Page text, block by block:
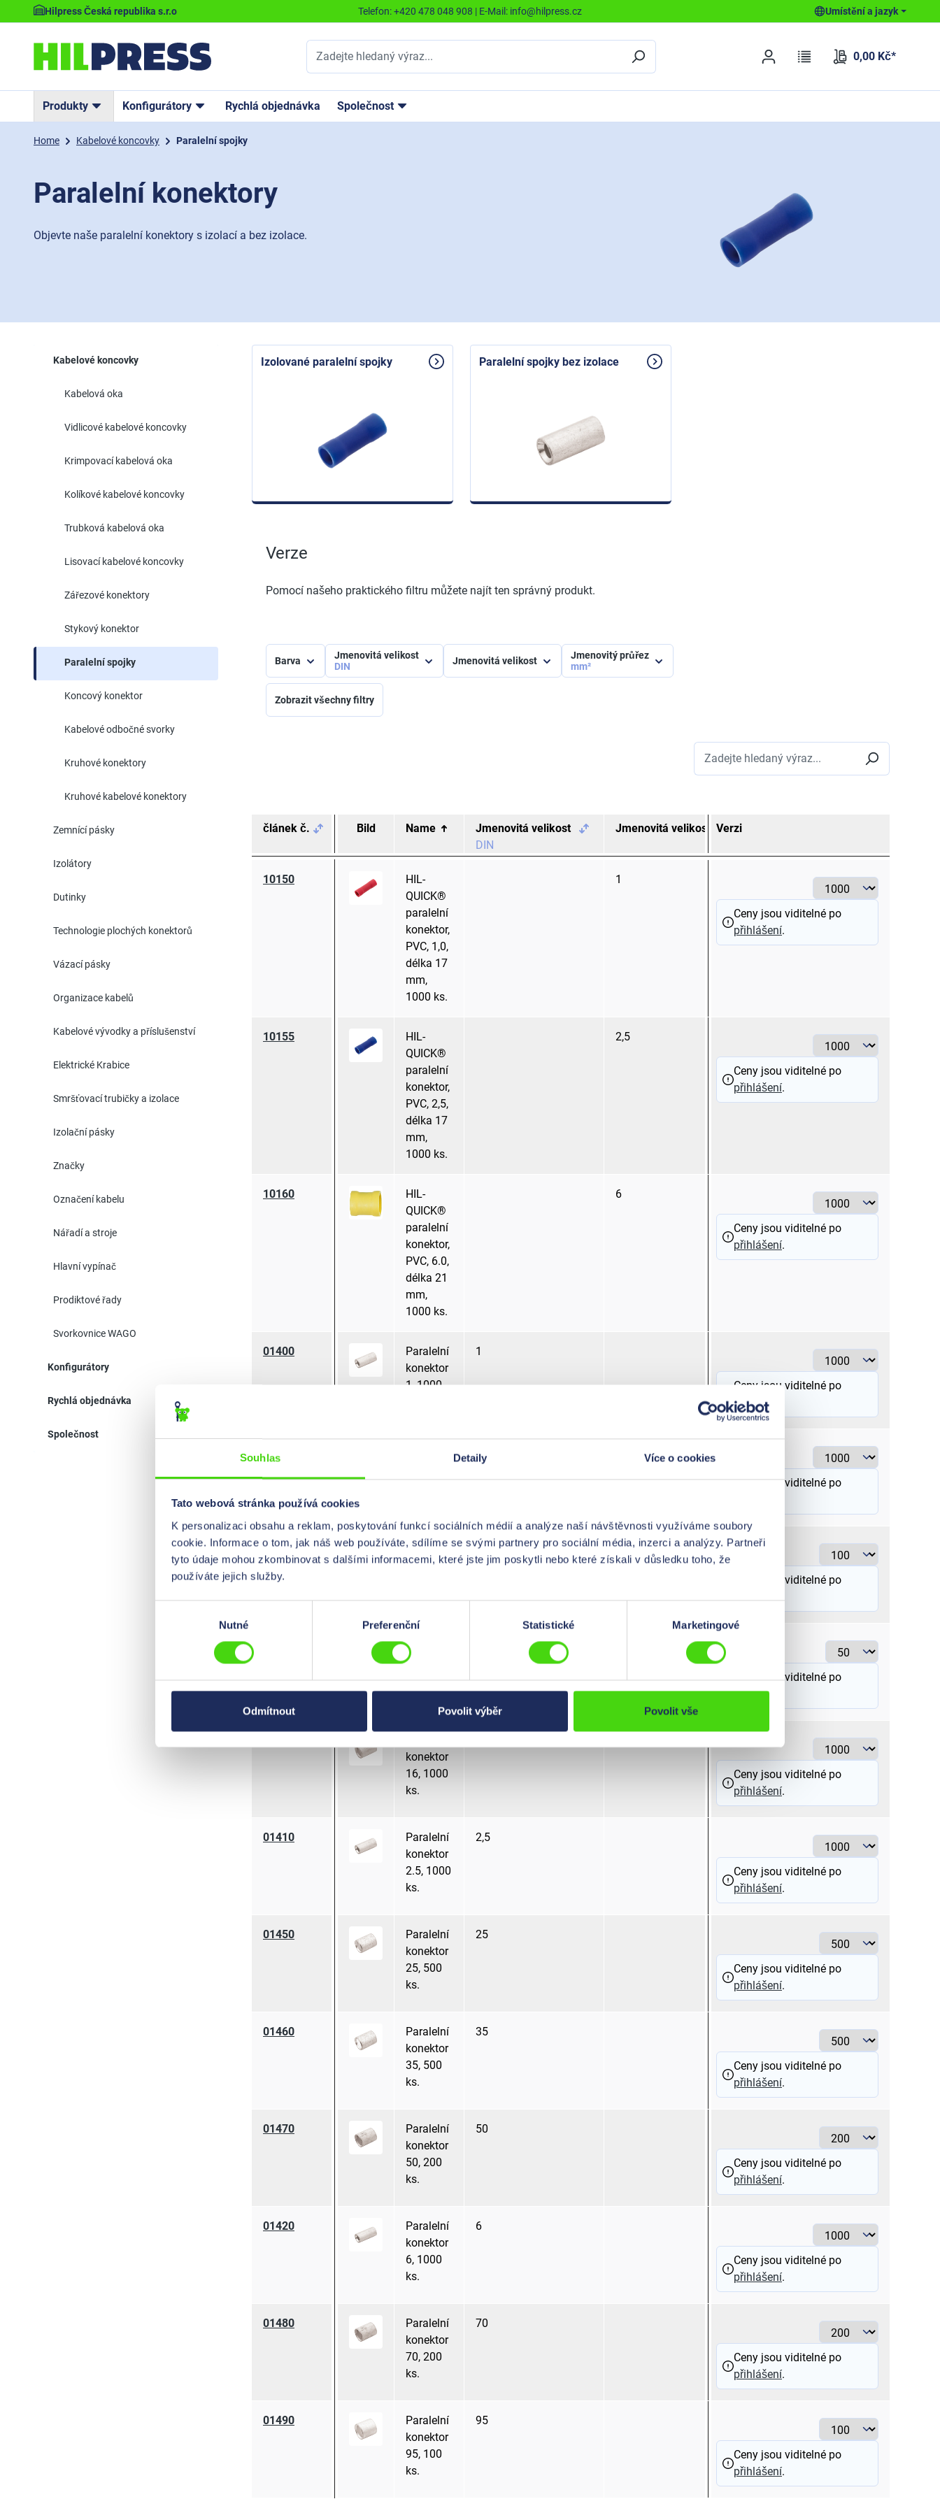
Souhlas Detaily Více o cookies
Tato webová stránka používá cookies
K personalizaci obsahu a reklam, poskytování funkcí sociálních médií a analýze naší návštěvnosti využíváme soubory
cookie. Informace o tom, jak náš web používáte, sdílíme se svými partnery pro sociální média, inzerci a analýzy. Partneři
tyto údaje mohou zkombinovat s dalšími informacemi, které jste jim poskytli nebo které získali v důsledku toho, že
používáte jejich služby.
Nutné Preferenční Statistické Marketingové
Odmítnout Povolit výběr Povolit vše
Hilpress Česká republika s.r.o Telefon:+420 478 048 908 | E-Mail: info@hilpress.cz Umístění a jazyk
0,00 Kč*
Produkty Konfigurátory Rychlá objednávka Společnost
Home Kabelové koncovky Paralelní spojky
Paralelní konektory
Objevte naše paralelní konektory s izolací a bez izolace.
Kabelové koncovky
Kabelová oka
Vidlicové kabelové koncovky
Krimpovací kabelová oka
Kolíkové kabelové koncovky
Trubková kabelová oka
Lisovací kabelové koncovky
Zářezové konektory
Stykový konektor
Paralelní spojky
Koncový konektor
Kabelové odbočné svorky
Kruhové konektory
Kruhové kabelové konektory
Zemnící pásky
Izolátory
Dutinky
Technologie plochých konektorů
Vázací pásky
Organizace kabelů
Kabelové vývodky a příslušenství
Elektrické Krabice
Smršťovací trubičky a izolace
Izolační pásky
Značky
Označení kabelu
Nářadí a stroje
Hlavní vypínač
Prodiktové řady
Svorkovnice WAGO
Konfigurátory
Rychlá objednávka
Společnost
Izolované paralelní spojky Paralelní spojky bez izolace
Verze
Pomocí našeho praktického filtru můžete najít ten správný produkt.
Barva
Jmenovitá velikost
DIN
Jmenovitá velikost
Jmenovitý průřez
mm²
Zobrazit všechny filtry
článek č. Bild Name
Jmenovitá velikost
DIN
Jmenovitá velikost Verzi
10150
HIL-
QUICK®
paralelní
konektor,
PVC, 1,0,
délka 17
mm,
1000 ks.
1
Ceny jsou viditelné po
přihlášení.
10155
HIL-
QUICK®
paralelní
konektor,
PVC, 2,5,
délka 17
mm,
1000 ks.
2,5
Ceny jsou viditelné po
přihlášení.
10160
HIL-
QUICK®
paralelní
konektor,
PVC, 6.0,
délka 21
mm,
1000 ks.
6
Ceny jsou viditelné po
přihlášení.
01400
Paralelní
konektor
1, 1000
1
Ceny jsou viditelné po
přihlášení
10, 1000
Ceny jsou viditelné po
01500
Paralelní
konektor
120
Ceny jsou viditelné po
přihlášení.
Paralelní
konektor
150, 50
ks.
Ceny jsou viditelné po
přihlášení
konektor
16, 1000
ks.
Ceny jsou viditelné po
přihlášení.
01410
Paralelní
konektor
2.5, 1000
ks.
2,5
Ceny jsou viditelné po
přihlášení.
01450
Paralelní
konektor
25, 500
ks.
25
Ceny jsou viditelné po
přihlášení.
01460
Paralelní
konektor
35, 500
ks.
35
Ceny jsou viditelné po
přihlášení.
01470
Paralelní
konektor
50, 200
ks.
50
Ceny jsou viditelné po
přihlášení.
01420
Paralelní
konektor
6, 1000
ks.
6
Ceny jsou viditelné po
přihlášení.
01480
Paralelní
konektor
70, 200
ks.
70
Ceny jsou viditelné po
přihlášení.
01490
Paralelní
konektor
95, 100
ks.
95
Ceny jsou viditelné po
přihlášení.